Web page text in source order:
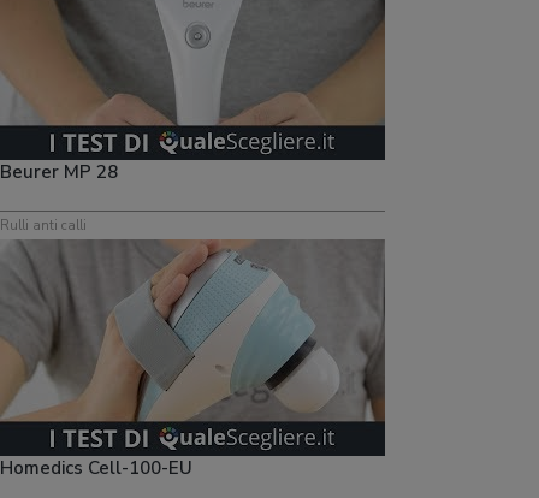
Beurer MP 28
Rulli anti calli
Homedics Cell-100-EU